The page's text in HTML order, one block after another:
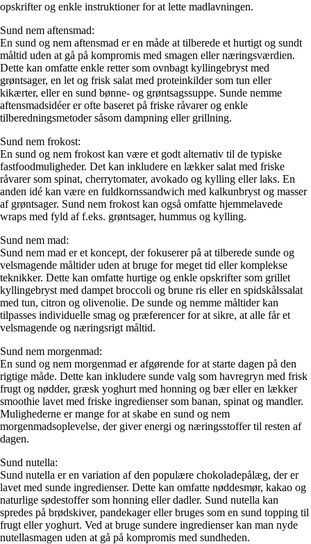
opskrifter og enkle instruktioner for at lette madlavningen.
Sund nem aftensmad:
En sund og nem aftensmad er en måde at tilberede et hurtigt og sundt
måltid uden at gå på kompromis med smagen eller næringsværdien.
Dette kan omfatte enkle retter som ovnbagt kyllingebryst med
grøntsager, en let og frisk salat med proteinkilder som tun eller
kikærter, eller en sund bønne- og grøntsagssuppe. Sunde nemme
aftensmadsidéer er ofte baseret på friske råvarer og enkle
tilberedningsmetoder såsom dampning eller grillning.
Sund nem frokost:
En sund og nem frokost kan være et godt alternativ til de typiske
fastfoodmuligheder. Det kan inkludere en lækker salat med friske
råvarer som spinat, cherrytomater, avokado og kylling eller laks. En
anden idé kan være en fuldkornssandwich med kalkunbryst og masser
af grøntsager. Sund nem frokost kan også omfatte hjemmelavede
wraps med fyld af f.eks. grøntsager, hummus og kylling.
Sund nem mad:
Sund nem mad er et koncept, der fokuserer på at tilberede sunde og
velsmagende måltider uden at bruge for meget tid eller komplekse
teknikker. Dette kan omfatte hurtige og enkle opskrifter som grillet
kyllingebryst med dampet broccoli og brune ris eller en spidskålssalat
med tun, citron og olivenolie. De sunde og nemme måltider kan
tilpasses individuelle smag og præferencer for at sikre, at alle får et
velsmagende og næringsrigt måltid.
Sund nem morgenmad:
En sund og nem morgenmad er afgørende for at starte dagen på den
rigtige måde. Dette kan inkludere sunde valg som havregryn med frisk
frugt og nødder, græsk yoghurt med honning og bær eller en lækker
smoothie lavet med friske ingredienser som banan, spinat og mandler.
Mulighederne er mange for at skabe en sund og nem
morgenmadsoplevelse, der giver energi og næringsstoffer til resten af
dagen.
Sund nutella:
Sund nutella er en variation af den populære chokoladepålæg, der er
lavet med sunde ingredienser. Dette kan omfatte nøddesmør, kakao og
naturlige sødestoffer som honning eller dadler. Sund nutella kan
spredes på brødskiver, pandekager eller bruges som en sund topping til
frugt eller yoghurt. Ved at bruge sundere ingredienser kan man nyde
nutellasmagen uden at gå på kompromis med sundheden.